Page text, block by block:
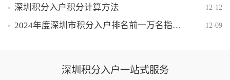
深圳积分入户积分计算方法 12-12
2024年度深圳市积分入户排名前一万名指标名单公示 12-09
深圳积分入户一站式服务